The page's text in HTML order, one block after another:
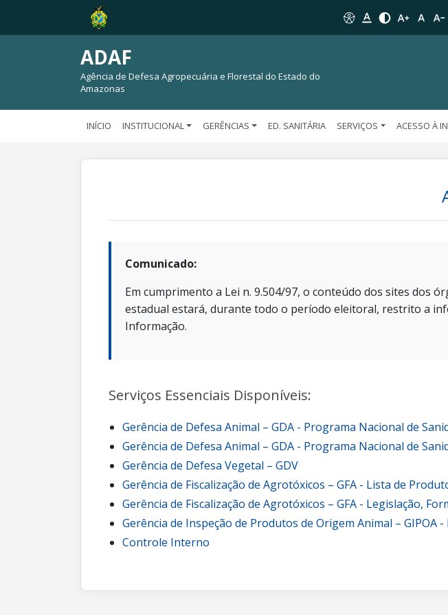
ADAF
Agência de Defesa Agropecuária e Florestal do Estado do
Amazonas
INÍCIO INSTITUCIONAL GERÊNCIAS ED. SANITÁRIA SERVIÇOS ACESSO À
Comunicado:
Em cumprimento a Lei n. 9.504/97, o conteúdo dos sites dos
estadual estará, durante todo o período eleitoral, restrito a
Informação.
Serviços Essenciais Disponíveis:
Gerência de Defesa Animal – GDA - Programa Nacional de
Gerência de Defesa Animal – GDA - Programa Nacional de
Gerência de Defesa Vegetal – GDV
Gerência de Fiscalização de Agrotóxicos – GFA - Lista de
Gerência de Fiscalização de Agrotóxicos – GFA - Legislação,
Gerência de Inspeção de Produtos de Origem Animal – GIPOA -
Controle Interno